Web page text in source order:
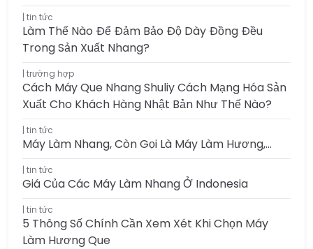
tin tức
Làm Thế Nào Để Đảm Bảo Độ Dày Đồng Đều
Trong Sản Xuất Nhang?
trường hợp
Cách Máy Que Nhang Shuliy Cách Mạng Hóa Sản
Xuất Cho Khách Hàng Nhật Bản Như Thế Nào?
tin tức
Máy Làm Nhang, Còn Gọi Là Máy Làm Hương,…
tin tức
Giá Của Các Máy Làm Nhang Ở Indonesia
tin tức
5 Thông Số Chính Cần Xem Xét Khi Chọn Máy
Làm Hương Que